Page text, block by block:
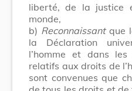
liberté, de la
monde,
b) Reconnaissantque
la Déclaration
l’homme et dans
relatifs aux droits de
sont convenues que